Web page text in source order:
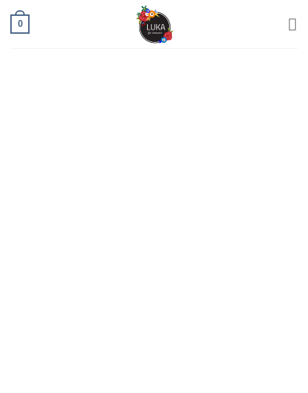
0